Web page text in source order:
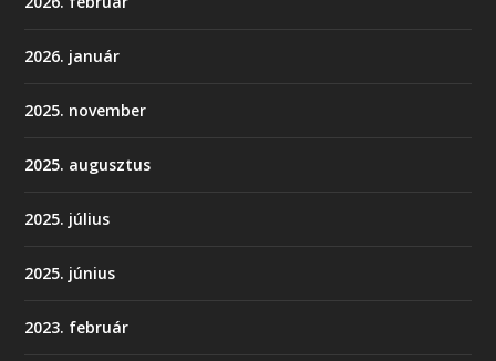
2026. január
2025. november
2025. augusztus
2025. július
2025. június
2023. február